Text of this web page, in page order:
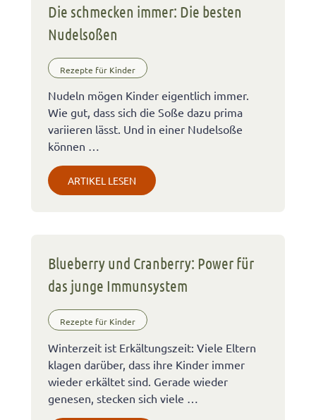
Die schmecken immer: Die besten
Nudelsoßen
Rezepte für Kinder
Nudeln mögen Kinder eigentlich immer.
Wie gut, dass sich die Soße dazu prima
variieren lässt. Und in einer Nudelsoße
können …
ARTIKEL LESEN
Blueberry und Cranberry: Power für
das junge Immunsystem
Rezepte für Kinder
Winterzeit ist Erkältungszeit: Viele Eltern
klagen darüber, dass ihre Kinder immer
wieder erkältet sind. Gerade wieder
genesen, stecken sich viele …